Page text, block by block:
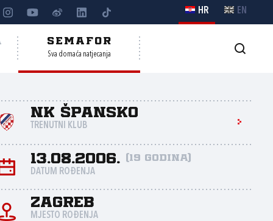
HR EN
SEMAFOR
Sva domaća natjecanja
NK Špansko
TRENUTNI KLUB
13.08.2006. (19 godina)
DATUM ROĐENJA
Zagreb
MJESTO ROĐENJA